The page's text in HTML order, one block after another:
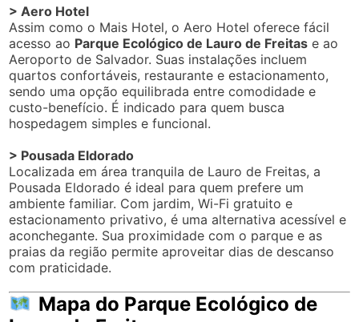
> Aero Hotel
Assim como o Mais Hotel, o Aero Hotel oferece fácil
acesso ao Parque Ecológico de Lauro de Freitas e ao
Aeroporto de Salvador. Suas instalações incluem
quartos confortáveis, restaurante e estacionamento,
sendo uma opção equilibrada entre comodidade e
custo-benefício. É indicado para quem busca
hospedagem simples e funcional.
> Pousada Eldorado
Localizada em área tranquila de Lauro de Freitas, a
Pousada Eldorado é ideal para quem prefere um
ambiente familiar. Com jardim, Wi-Fi gratuito e
estacionamento privativo, é uma alternativa acessível e
aconchegante. Sua proximidade com o parque e as
praias da região permite aproveitar dias de descanso
com praticidade.
Mapa do Parque Ecológico de